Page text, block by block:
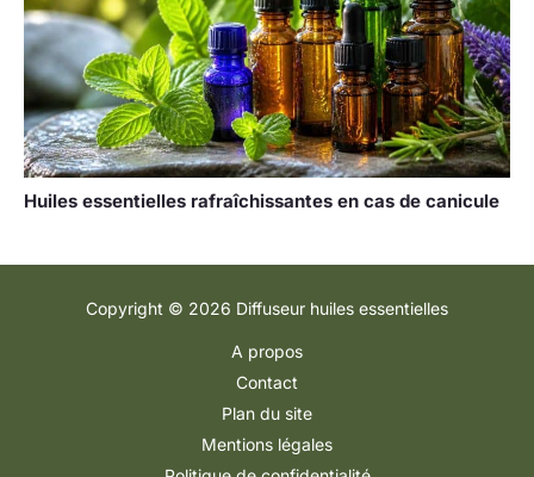
Huiles essentielles rafraîchissantes en cas de canicule
Copyright © 2026 Diffuseur huiles essentielles
A propos
Contact
Plan du site
Mentions légales